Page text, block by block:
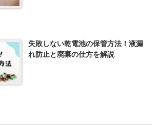
失敗しない乾電池の保管方法！液漏
れ防止と廃棄の仕方を解説